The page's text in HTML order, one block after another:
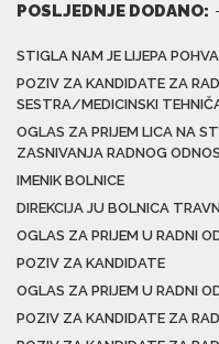
POSLJEDNJE DODANO:
STIGLA NAM JE LIJEPA
POZIV ZA KANDIDATE ZA
SESTRA/MEDICINSKI
OGLAS ZA PRIJEM LICA NA
ZASNIVANJA RADNOG
IMENIK BOLNICE
DIREKCIJA JU BOLNICA
OGLAS ZA PRIJEM U RADNI
POZIV ZA KANDIDATE
OGLAS ZA PRIJEM U RADNI
POZIV ZA KANDIDATE ZA